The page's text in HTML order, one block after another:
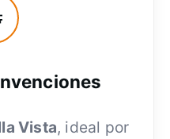
Vista, ideal por